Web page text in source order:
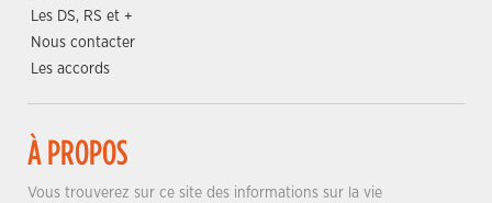
Les DS, RS et +
Nous contacter
Les accords
À PROPOS
Vous trouverez sur ce site des informations sur la vie